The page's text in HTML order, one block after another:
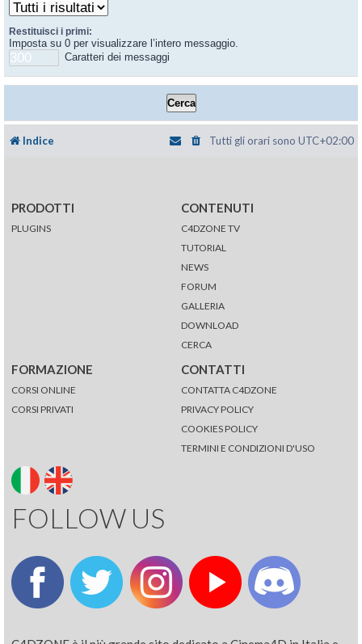
Restituisci i primi:
Imposta su 0 per visualizzare l’intero messaggio.
Caratteri dei messaggi
Indice Tutti gli orari sono UTC+02:00
PRODOTTI
PLUGINS
CONTENUTI
C4DZONE TV
TUTORIAL
NEWS
FORUM
GALLERIA
DOWNLOAD
CERCA
FORMAZIONE
CORSI ONLINE
CORSI PRIVATI
CONTATTI
CONTATTA C4DZONE
PRIVACY POLICY
COOKIES POLICY
TERMINI E CONDIZIONI D'USO
FOLLOW US